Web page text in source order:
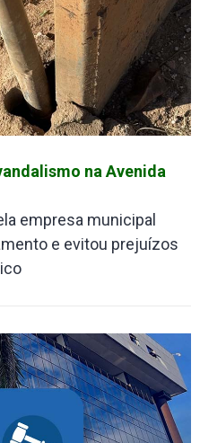
na Avenida
empresa municipal
e evitou prejuízos